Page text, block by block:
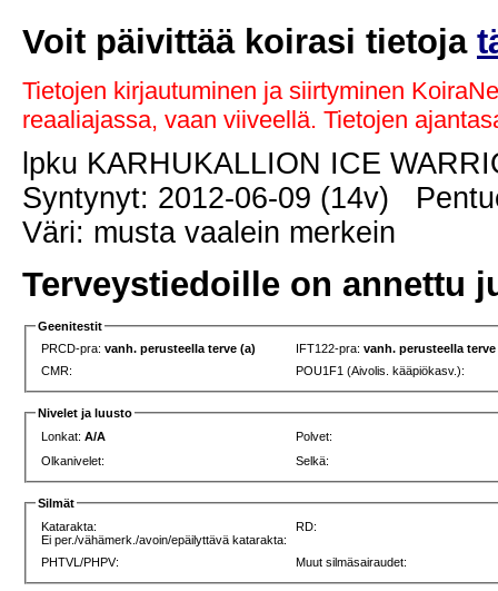
Voit päivittää koirasi tietoja
Tietojen kirjautuminen ja siirtyminen
reaaliajassa, vaan viiveellä. Tietojen
lpku KARHUKALLION ICE
Syntynyt: 2012-06-09 (14v)
Väri: musta vaalein merkein
Terveystiedoille on annettu
Geenitestit
PRCD-pra:vanh. perusteella terve (a) IFT122-pra:vanh. perusteella terve
CMR:
POU1F1 (Aivolis. kääpiökasv.):
Nivelet ja luusto
Lonkat:A/A
Polvet:
Olkanivelet:
Selkä:
Silmät
Katarakta:
Ei per./vähämerk./avoin/epäilyttävä katarakta:
RD:
PHTVL/PHPV: Muut silmäsairaudet: